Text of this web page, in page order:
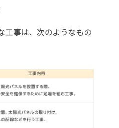
工事は、次のようなもの